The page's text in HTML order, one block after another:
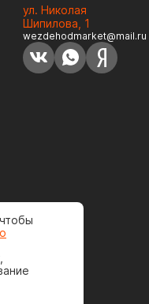
ул. Николая
Шипилова, 1
wezdehodmarket@mail.ru